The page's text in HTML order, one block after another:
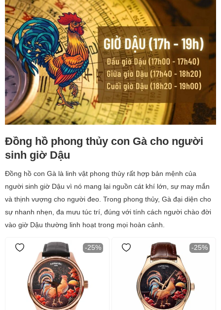
Đồng hồ phong thủy con Gà cho người
sinh giờ Dậu
Đồng hồ con Gà là linh vật phong thủy rất hợp bản mệnh của
người sinh giờ Dậu vì nó mang lại nguồn cát khí lớn, sự may mắn
và thịnh vượng cho người đeo. Trong phong thủy, Gà đại diện cho
sự nhanh nhẹn, đa mưu túc trí, đúng với tính cách người chào đời
vào giờ Dậu thường linh hoạt trong mọi hoàn cảnh.
-25% -25%